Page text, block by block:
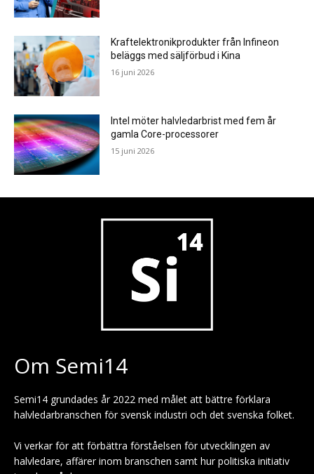
Kraftelektronikprodukter från Infineon
beläggs med säljförbud i Kina
16 juni 2026
Intel möter halvledarbrist med fem år
gamla Core-processorer
15 juni 2026
Om Semi14
Semi14 grundades år 2022 med målet att bättre förklara
halvledarbranschen för svensk industri och det svenska folket.
Vi verkar för att förbättra förståelsen för utvecklingen av
halvledare, affärer inom branschen samt hur politiska initiativ